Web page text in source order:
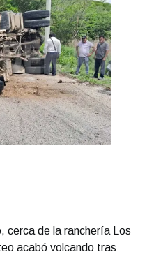
cerca de la ranchería Los
acabó volcando tras